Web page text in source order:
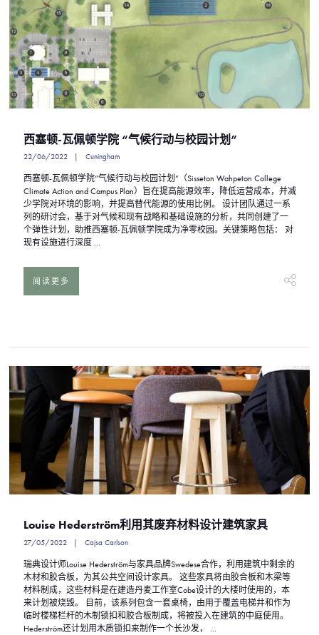
西塞顿-瓦佩顿学院 “气候行动与校园计划”
22/06/2022 Cuningham
西塞顿-瓦佩顿学院“气候行动与校园计划”（Sisseton Wahpeton College
Climate Action and Campus Plan）旨在提高能源效率，降低运营成本，并减
少学院对环境的影响，并提高替代能源的使用比例。 设计团队通过一系
列的研讨会，基于对气候和现有战略和基础设施的分析，共同创建了一
个弹性计划，助推西塞顿-瓦佩顿学院成为净零校园。关键策略包括： 对
现有设施进行深度 ...
阅读更多
Louise Hederström利用其废弃材料设计建筑家具
27/05/2022 Cajsa Carlson
瑞典设计师Louise Hederström与家具品牌Swedese合作，利用建筑中剩余的
木材和胶合板，为其公共空间设计家具。 这些家具将由胶合板和木梁等
材料制成，这些材料是在建造丹麦工作室Cobe设计的大楼时使用的，本
来计划被烧毁。 目前，该系列包含一套桌椅，由用于覆盖电梯井和作为
临时楼梯栏杆的木制锁扣和胶合板制成，将被投入在建筑的中庭使用。
Hederström还计划用木质锁扣来制作一个长沙发， ...